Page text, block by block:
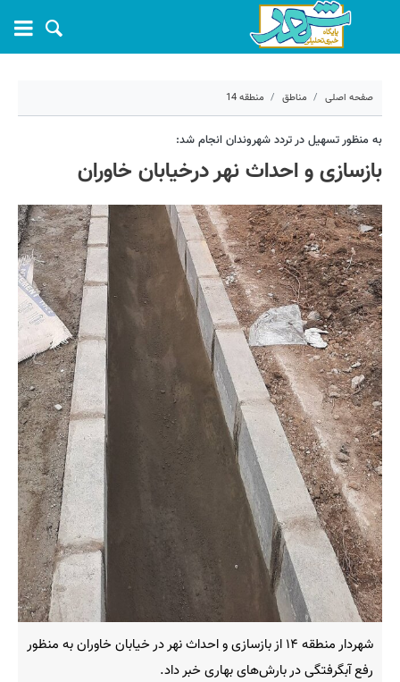
صفحه اصلی مناطق منطقه 14
کد مطلب:33021
به منظور تسهیل در تردد شهروندان انجام شد:
بازسازی و احداث نهر درخیابان خاوران
شهردار منطقه ۱۴ از بازسازی و احداث نهر در خیابان خاوران به منظور
رفع آبگرفتگی در بارش‌های بهاری خبر داد.